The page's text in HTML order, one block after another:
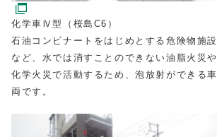
化学車Ⅳ型（桜島C6）
石油コンビナートをはじめとする危険物施設
など、水では消すことのできない油脂火災や
化学火災で活動するため、泡放射ができる車
両です。